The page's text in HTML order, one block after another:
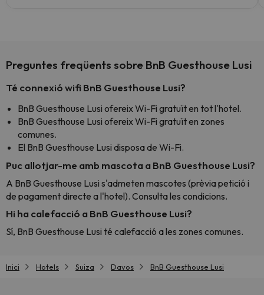
Preguntes freqüents sobre BnB Guesthouse Lusi
Té connexió wifi BnB Guesthouse Lusi?
BnB Guesthouse Lusi ofereix Wi-Fi gratuït en tot l'hotel.
BnB Guesthouse Lusi ofereix Wi-Fi gratuït en zones
comunes.
El BnB Guesthouse Lusi disposa de Wi-Fi.
Puc allotjar-me amb mascota a BnB Guesthouse Lusi?
A BnB Guesthouse Lusi s'admeten mascotes (prèvia petició i
de pagament directe a l'hotel). Consulta les condicions.
Hi ha calefacció a BnB Guesthouse Lusi?
Sí, BnB Guesthouse Lusi té calefacció a les zones comunes.
Inici Hotels Suiza Davos BnB Guesthouse Lusi